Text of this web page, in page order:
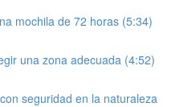
mochila de 72 horas (5:34)
una zona adecuada (4:52)
seguridad en la naturaleza